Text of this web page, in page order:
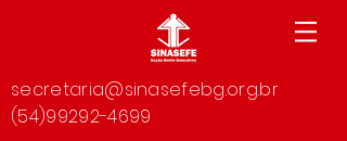
secretaria@sinasefebg.org.br
(54)99292-4699